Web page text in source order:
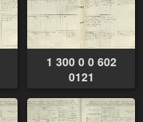
1 300 0 0 602
0121